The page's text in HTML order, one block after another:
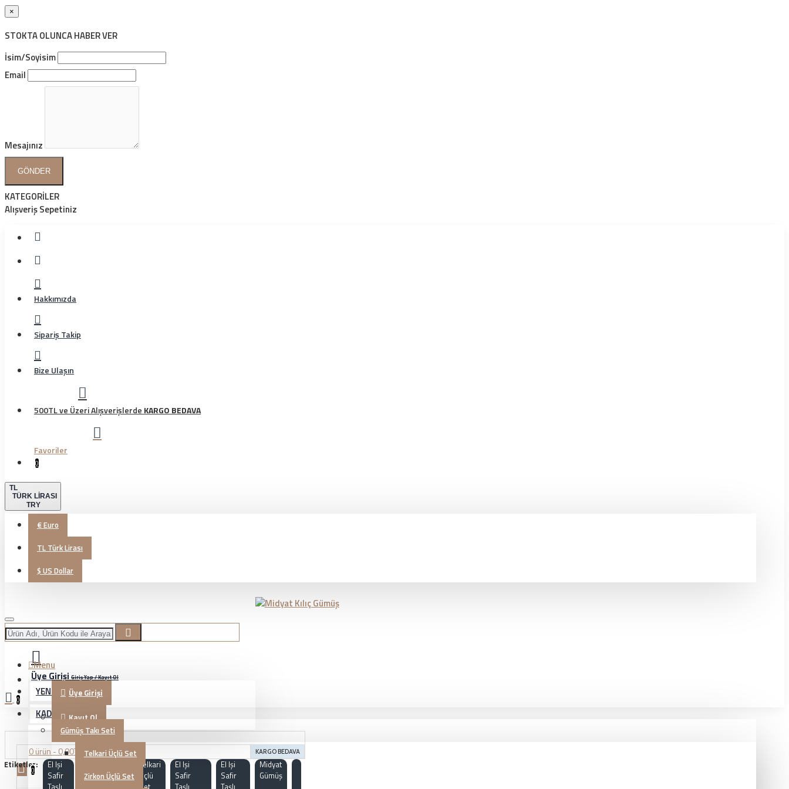
×
STOKTA OLUNCA HABER VER
İsim/Soyisim
Email
Mesajınız
GÖNDER
KATEGORİLER
Alışveriş Sepetiniz
Hakkımızda
Sipariş Takip
Bize Ulaşın
500TL ve Üzeri Alışverişlerde KARGO BEDAVA
Favoriler
0
TL
TÜRK LIRASI
TRY
€Euro
TL Türk Lirası
$ US Dollar
Üye Girişi Giriş Yap / Kayıt Ol
Üye Girişi
Kayıt Ol
0 ürün - 0,00TL
0
Menu
YENİ GELENLER
KADIN TAKI
Gümüş Takı Seti
Telkari Üçlü Set
Zirkon Üçlü Set
0
KARGO BEDAVA
Etiketler:
El Işi
Safir
Taşlı
Telkari
Üçlü
Set
El Işi
Safir
Taşlı
El Işi
Safir
Taşlı
Midyat
Gümüş